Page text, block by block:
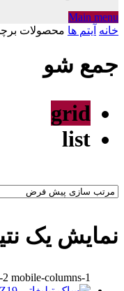
Main menu
خانه آیتم ها محصولات
جمع شو
grid
list
نمایش یک
mobile-columns-1